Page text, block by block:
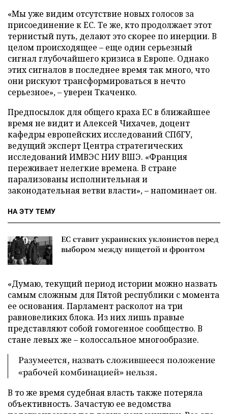
«Мы уже видим отсутствие новых голосов за
присоединение к ЕС. Те же, кто продолжает этот
тернистый путь, делают это скорее по инерции. В
целом происходящее – еще один серьезный
сигнал глубочайшего кризиса в Европе. Однако
этих сигналов в последнее время так много, что
они рискуют трансформироваться в нечто
серьезное», – уверен Ткаченко.
Предпосылок для общего краха ЕС в ближайшее
время не видит и Алексей Чихачев, доцент
кафедры европейских исследований СПбГУ,
ведущий эксперт Центра стратегических
исследований ИМВЭС НИУ ВШЭ. «Франция
переживает нелегкие времена. В стране
парализованы исполнительная и
законодательная ветви власти», – напоминает он.
НА ЭТУ ТЕМУ
ЕС ставит украинских уклонистов перед
выбором между нищетой и фронтом
«Думаю, текущий период истории можно назвать
самым сложным для Пятой республики с момента
ее основания. Парламент расколот на три
равновеликих блока. Из них лишь правые
представляют собой гомогенное сообщество. В
стане левых же – колоссальное многообразие.
Разумеется, назвать сложившееся положение
«рабочей комбинацией» нельзя.
В то же время судебная власть также потеряла
объективность. Зачастую ее ведомства